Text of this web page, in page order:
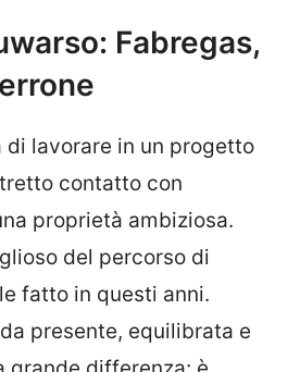
Fabregas,
di lavorare in un progetto
contatto con
proprietà ambiziosa.
del percorso di
fatto in questi anni.
presente, equilibrata e